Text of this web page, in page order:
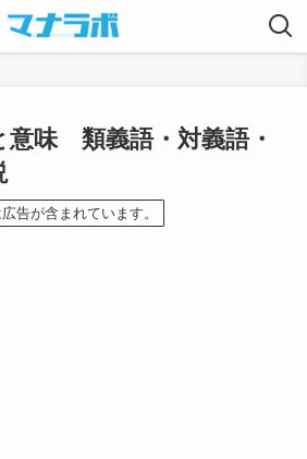
意味 類義語・対義語・
告が含まれています。